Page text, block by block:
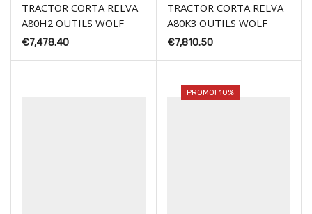
TRACTOR CORTA RELVA
A80H2 OUTILS WOLF
€7,478.40
TRACTOR CORTA RELVA
A80K3 OUTILS WOLF
€7,810.50
PROMO! 10%